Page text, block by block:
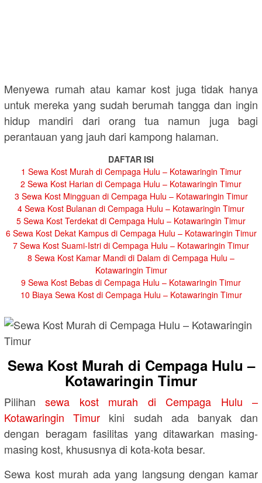
Menyewa rumah atau kamar kost juga tidak hanya
untuk mereka yang sudah berumah tangga dan ingin
hidup mandiri dari orang tua namun juga bagi
perantauan yang jauh dari kampong halaman.
DAFTAR ISI
1 Sewa Kost Murah di Cempaga Hulu – Kotawaringin Timur
2 Sewa Kost Harian di Cempaga Hulu – Kotawaringin Timur
3 Sewa Kost Mingguan di Cempaga Hulu – Kotawaringin Timur
4 Sewa Kost Bulanan di Cempaga Hulu – Kotawaringin Timur
5 Sewa Kost Terdekat di Cempaga Hulu – Kotawaringin Timur
6 Sewa Kost Dekat Kampus di Cempaga Hulu – Kotawaringin Timur
7 Sewa Kost Suami-Istri di Cempaga Hulu – Kotawaringin Timur
8 Sewa Kost Kamar Mandi di Dalam di Cempaga Hulu –
Kotawaringin Timur
9 Sewa Kost Bebas di Cempaga Hulu – Kotawaringin Timur
10 Biaya Sewa Kost di Cempaga Hulu – Kotawaringin Timur
Sewa Kost Murah di Cempaga Hulu –
Kotawaringin Timur
Pilihansewa kost murah di Cempaga Hulu –
Kotawaringin Timur kini sudah ada banyak dan
dengan beragam fasilitas yang ditawarkan masing-
masing kost, khususnya di kota-kota besar.
Sewa kost murah ada yang langsung dengan kamar